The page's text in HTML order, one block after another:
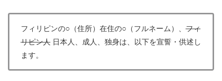
フィリピンの○（住所）在住の○（フルネーム）、フィ
リピン人日本人、成人、独身は、以下を宣誓・供述し
ます。